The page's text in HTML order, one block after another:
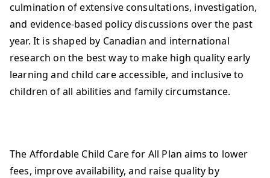
culmination of extensive consultations, investigation,
and evidence-based policy discussions over the past
year. It is shaped by Canadian and international
research on the best way to make high quality early
learning and child care accessible, and inclusive to
children of all abilities and family circumstance.
The Affordable Child Care for All Plan aims to lower
fees, improve availability, and raise quality by